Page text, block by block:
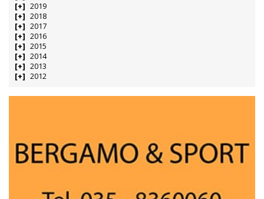
2019
2018
2017
2016
2015
2014
2013
2012